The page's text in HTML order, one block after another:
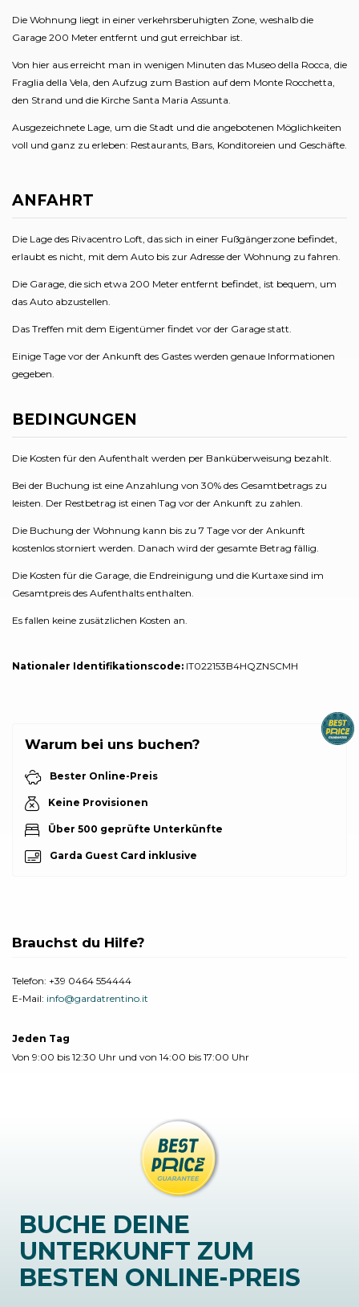
Die Wohnung liegt in einer verkehrsberuhigten Zone, weshalb die
Garage 200 Meter entfernt und gut erreichbar ist.
Von hier aus erreicht man in wenigen Minuten das Museo della Rocca, die
Fraglia della Vela, den Aufzug zum Bastion auf dem Monte Rocchetta,
den Strand und die Kirche Santa Maria Assunta.
Ausgezeichnete Lage, um die Stadt und die angebotenen Möglichkeiten
voll und ganz zu erleben: Restaurants, Bars, Konditoreien und Geschäfte.
ANFAHRT
Die Lage des Rivacentro Loft, das sich in einer Fußgängerzone befindet,
erlaubt es nicht, mit dem Auto bis zur Adresse der Wohnung zu fahren.
Die Garage, die sich etwa 200 Meter entfernt befindet, ist bequem, um
das Auto abzustellen.
Das Treffen mit dem Eigentümer findet vor der Garage statt.
Einige Tage vor der Ankunft des Gastes werden genaue Informationen
gegeben.
BEDINGUNGEN
Die Kosten für den Aufenthalt werden per Banküberweisung bezahlt.
Bei der Buchung ist eine Anzahlung von 30% des Gesamtbetrags zu
leisten. Der Restbetrag ist einen Tag vor der Ankunft zu zahlen.
Die Buchung der Wohnung kann bis zu 7 Tage vor der Ankunft
kostenlos storniert werden. Danach wird der gesamte Betrag fällig.
Die Kosten für die Garage, die Endreinigung und die Kurtaxe sind im
Gesamtpreis des Aufenthalts enthalten.
Es fallen keine zusätzlichen Kosten an.
Nationaler Identifikationscode: IT022153B4HQZNSCMH
Warum bei uns buchen?
Bester Online-Preis
Keine Provisionen
Über 500 geprüfte Unterkünfte
Garda Guest Card inklusive
Brauchst du Hilfe?
Telefon: +39 0464 554444
E-Mail: info@gardatrentino.it
Jeden Tag
Von 9:00 bis 12:30 Uhr und von 14:00 bis 17:00 Uhr
BUCHE DEINE
UNTERKUNFT ZUM
BESTEN ONLINE-PREIS